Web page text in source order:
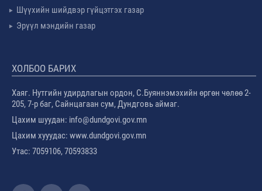
Шүүхийн шийдвэр гүйцэтгэх газар
Эрүүл мэндийн газар
ХОЛБОО БАРИХ
Хаяг. Нутгийн удирдлагын ордон, С.Буяннэмэхийн өргөн чөлөө 2-
205, 7-р баг, Сайнцагаан сум, Дундговь аймаг.
Цахим шуудан: info@dundgovi.gov.mn
Цахим хууудас: www.dundgovi.gov.mn
Утас: 7059106, 70593833